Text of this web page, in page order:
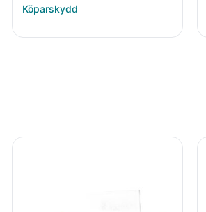
Köparskydd